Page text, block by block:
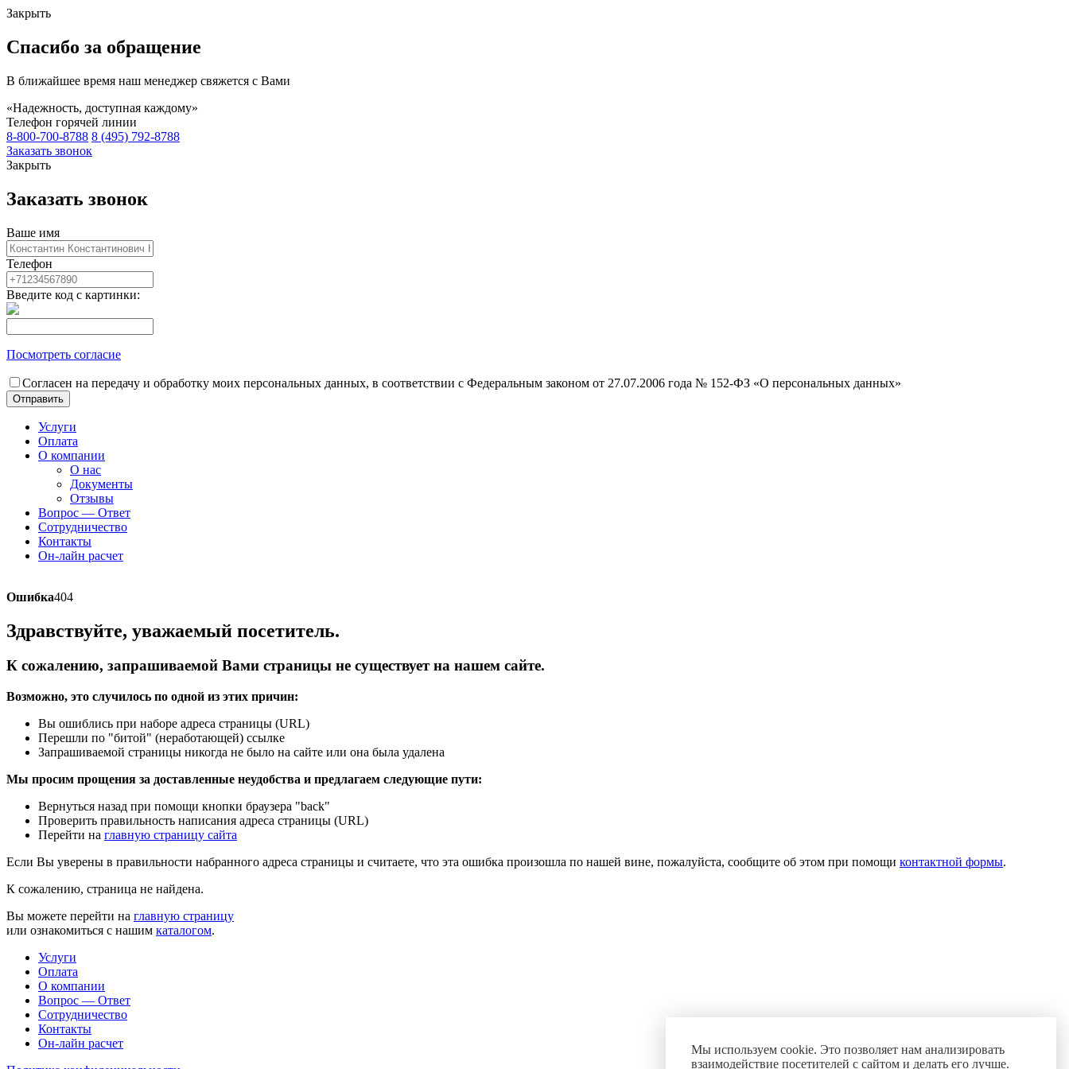
Закрыть
Спасибо за обращение
В ближайшее время наш менеджер свяжется с Вами
«Надежность, доступная каждому»
Телефон горячей линии
8-800-700-8788 8 (495) 792-8788
Заказать звонок
Закрыть
Заказать звонок
Ваше имя
Телефон
Введите код с картинки:
Посмотреть согласие
Согласен на передачу и обработку моих персональных данных, в соответствии с Федеральным законом от 27.07.2006 года № 152-ФЗ «О персональных данных»
Отправить
Услуги
Оплата
О компании
О нас
Документы
Отзывы
Вопрос — Ответ
Сотрудничество
Контакты
Он-лайн расчет
Ошибка404
Здравствуйте, уважаемый посетитель.
К сожалению, запрашиваемой Вами страницы не существует на нашем сайте.
Возможно, это случилось по одной из этих причин:
Вы ошиблись при наборе адреса страницы (URL)
Перешли по "битой" (неработающей) ссылке
Запрашиваемой страницы никогда не было на сайте или она была удалена
Мы просим прощения за доставленные неудобства и предлагаем следующие пути:
Вернуться назад при помощи кнопки браузера "back"
Проверить правильность написания адреса страницы (URL)
Перейти на главную страницу сайта
Если Вы уверены в правильности набранного адреса страницы и считаете, что эта ошибка произошла по нашей вине, пожалуйста, сообщите об этом при помощи контактной формы.
К сожалению, страница не найдена.
Вы можете перейти на главную страницу
или ознакомиться с нашим каталогом.
Услуги
Оплата
О компании
Вопрос — Ответ
Сотрудничество
Контакты
Он-лайн расчет
Мы используем cookie. Это позволяет нам анализировать
взаимодействие посетителей с сайтом и делать его лучше.